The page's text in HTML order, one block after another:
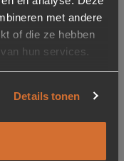
met andere
of die ze hebben
hun services.
Details tonen